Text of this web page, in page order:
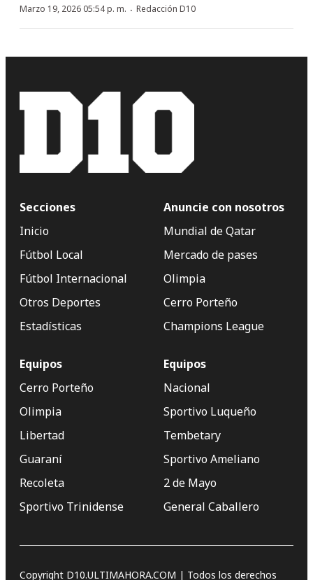
Marzo 19, 2026 05:54 p. m. · Redacción D10
Secciones
Inicio
Fútbol Local
Fútbol Internacional
Otros Deportes
Estadísticas
Anuncie con nosotros
Mundial de Qatar
Mercado de pases
Olimpia
Cerro Porteño
Champions League
Equipos
Cerro Porteño
Olimpia
Libertad
Guaraní
Recoleta
Sportivo Trinidense
Equipos
Nacional
Sportivo Luqueño
Tembetary
Sportivo Ameliano
2 de Mayo
General Caballero
Copyright D10.ULTIMAHORA.COM | Todos los derechos